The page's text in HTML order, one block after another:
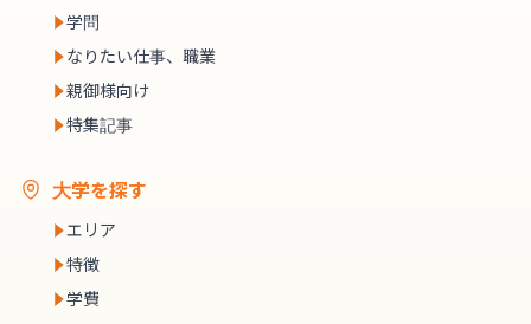
学問
なりたい仕事、職業
親御様向け
特集記事
大学を探す
エリア
特徴
学費